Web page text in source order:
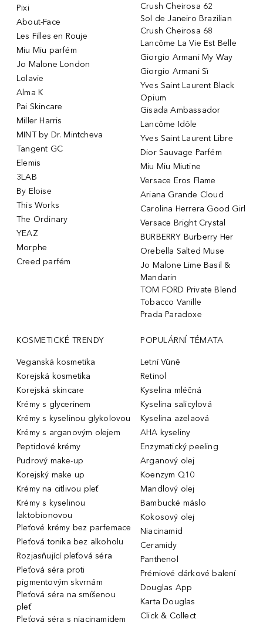
Pixi
About-Face
Les Filles en Rouje
Miu Miu parfém
Jo Malone London
Lolavie
Alma K
Pai Skincare
Miller Harris
MINT by Dr. Mintcheva
Tangent GC
Elemis
3LAB
By Eloise
This Works
The Ordinary
YEAZ
Morphe
Creed parfém
Crush Cheirosa 62
Sol de Janeiro Brazilian
Crush Cheirosa 68
Lancôme La Vie Est Belle
Giorgio Armani My Way
Giorgio Armani Sì
Yves Saint Laurent Black
Opium
Gisada Ambassador
Lancôme Idôle
Yves Saint Laurent Libre
Dior Sauvage Parfém
Miu Miu Miutine
Versace Eros Flame
Ariana Grande Cloud
Carolina Herrera Good Girl
Versace Bright Crystal
BURBERRY Burberry Her
Orebella Salted Muse
Jo Malone Lime Basil &
Mandarin
TOM FORD Private Blend
Tobacco Vanille
Prada Paradoxe
KOSMETICKÉ TRENDY
Veganská kosmetika
Korejská kosmetika
Korejská skincare
Krémy s glycerinem
Krémy s kyselinou glykolovou
Krémy s arganovým olejem
Peptidové krémy
Pudrový make-up
Korejský make up
Krémy na citlivou pleť
Krémy s kyselinou
laktobionovou
Pleťové krémy bez parfemace
Pleťová tonika bez alkoholu
Rozjasňující pleťová séra
Pleťová séra proti
pigmentovým skvrnám
Pleťová séra na smíšenou
pleť
Pleťová séra s niacinamidem
POPULÁRNÍ TÉMATA
Letní Vůně
Retinol
Kyselina mléčná
Kyselina salicylová
Kyselina azelaová
AHA kyseliny
Enzymatický peeling
Arganový olej
Koenzym Q10
Mandlový olej
Bambucké máslo
Kokosový olej
Niacinamid
Ceramidy
Panthenol
Prémiové dárkové balení
Douglas App
Karta Douglas
Click & Collect